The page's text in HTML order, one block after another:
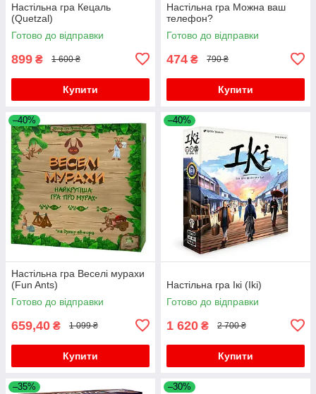
Настільна гра Кецаль
(Quetzal)
Готово до відправки
899 ₴ 1 600 ₴
Купити
Настільна гра Можна ваш
телефон?
Готово до відправки
474 ₴ 790 ₴
Купити
–40%
Настільна гра Веселі мурахи
(Fun Ants)
Готово до відправки
659,40 ₴ 1 099 ₴
Купити
–40%
Настільна гра Ікі (Iki)
Готово до відправки
1 620 ₴ 2 700 ₴
Купити
–35% –30%